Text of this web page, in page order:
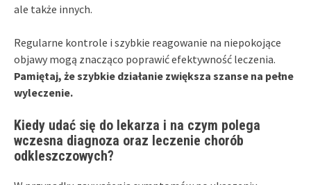
ale także innych.
Regularne kontrole i szybkie reagowanie na niepokojące
objawy mogą znacząco poprawić efektywność leczenia.
Pamiętaj, że szybkie działanie zwiększa szanse na pełne
wyleczenie.
Kiedy udać się do lekarza i na czym polega
wczesna diagnoza oraz leczenie chorób
odkleszczowych?